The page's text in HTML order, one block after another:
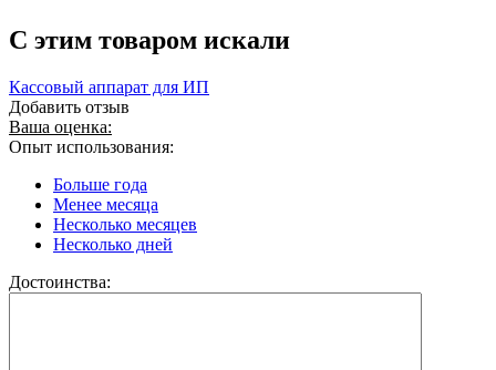
C этим товаром искали
Кассовый аппарат для ИП
Добавить отзыв
Ваша оценка:
Опыт использования:
Больше года
Менее месяца
Несколько месяцев
Несколько дней
Достоинства: